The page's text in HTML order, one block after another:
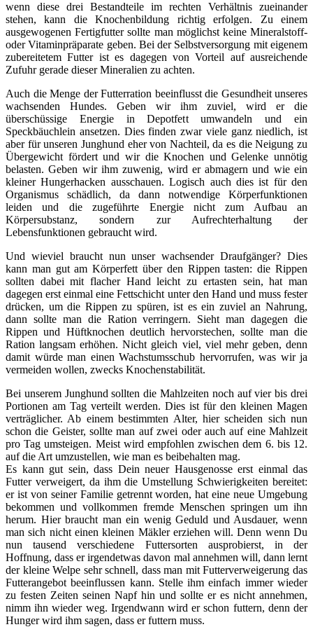
wenn diese drei Bestandteile im rechten Verhältnis zueinander
stehen, kann die Knochenbildung richtig erfolgen. Zu einem
ausgewogenen Fertigfutter sollte man möglichst keine Mineralstoff-
oder Vitaminpräparate geben. Bei der Selbstversorgung mit eigenem
zubereitetem Futter ist es dagegen von Vorteil auf ausreichende
Zufuhr gerade dieser Mineralien zu achten.
Auch die Menge der Futterration beeinflusst die Gesundheit unseres
wachsenden Hundes. Geben wir ihm zuviel, wird er die
überschüssige Energie in Depotfett umwandeln und ein
Speckbäuchlein ansetzen. Dies finden zwar viele ganz niedlich, ist
aber für unseren Junghund eher von Nachteil, da es die Neigung zu
Übergewicht fördert und wir die Knochen und Gelenke unnötig
belasten. Geben wir ihm zuwenig, wird er abmagern und wie ein
kleiner Hungerhacken ausschauen. Logisch auch dies ist für den
Organismus schädlich, da dann notwendige Körperfunktionen
leiden und die zugeführte Energie nicht zum Aufbau an
Körpersubstanz, sondern zur Aufrechterhaltung der
Lebensfunktionen gebraucht wird.
Und wieviel braucht nun unser wachsender Draufgänger? Dies
kann man gut am Körperfett über den Rippen tasten: die Rippen
sollten dabei mit flacher Hand leicht zu ertasten sein, hat man
dagegen erst einmal eine Fettschicht unter den Hand und muss fester
drücken, um die Rippen zu spüren, ist es ein zuviel an Nahrung,
dann sollte man die Ration verringern. Sieht man dagegen die
Rippen und Hüftknochen deutlich hervorstechen, sollte man die
Ration langsam erhöhen. Nicht gleich viel, viel mehr geben, denn
damit würde man einen Wachstumsschub hervorrufen, was wir ja
vermeiden wollen, zwecks Knochenstabilität.
Bei unserem Junghund sollten die Mahlzeiten noch auf vier bis drei
Portionen am Tag verteilt werden. Dies ist für den kleinen Magen
verträglicher. Ab einem bestimmten Alter, hier scheiden sich nun
schon die Geister, sollte man auf zwei oder auch auf eine Mahlzeit
pro Tag umsteigen. Meist wird empfohlen zwischen dem 6. bis 12.
auf die Art umzustellen, wie man es beibehalten mag.
Es kann gut sein, dass Dein neuer Hausgenosse erst einmal das
Futter verweigert, da ihm die Umstellung Schwierigkeiten bereitet:
er ist von seiner Familie getrennt worden, hat eine neue Umgebung
bekommen und vollkommen fremde Menschen springen um ihn
herum. Hier braucht man ein wenig Geduld und Ausdauer, wenn
man sich nicht einen kleinen Mäkler erziehen will. Denn wenn Du
nun tausend verschiedene Futtersorten ausprobierst, in der
Hoffnung, dass er irgendetwas davon mal annehmen will, dann lernt
der kleine Welpe sehr schnell, dass man mit Futterverweigerung das
Futterangebot beeinflussen kann. Stelle ihm einfach immer wieder
zu festen Zeiten seinen Napf hin und sollte er es nicht annehmen,
nimm ihn wieder weg. Irgendwann wird er schon futtern, denn der
Hunger wird ihm sagen, dass er futtern muss.